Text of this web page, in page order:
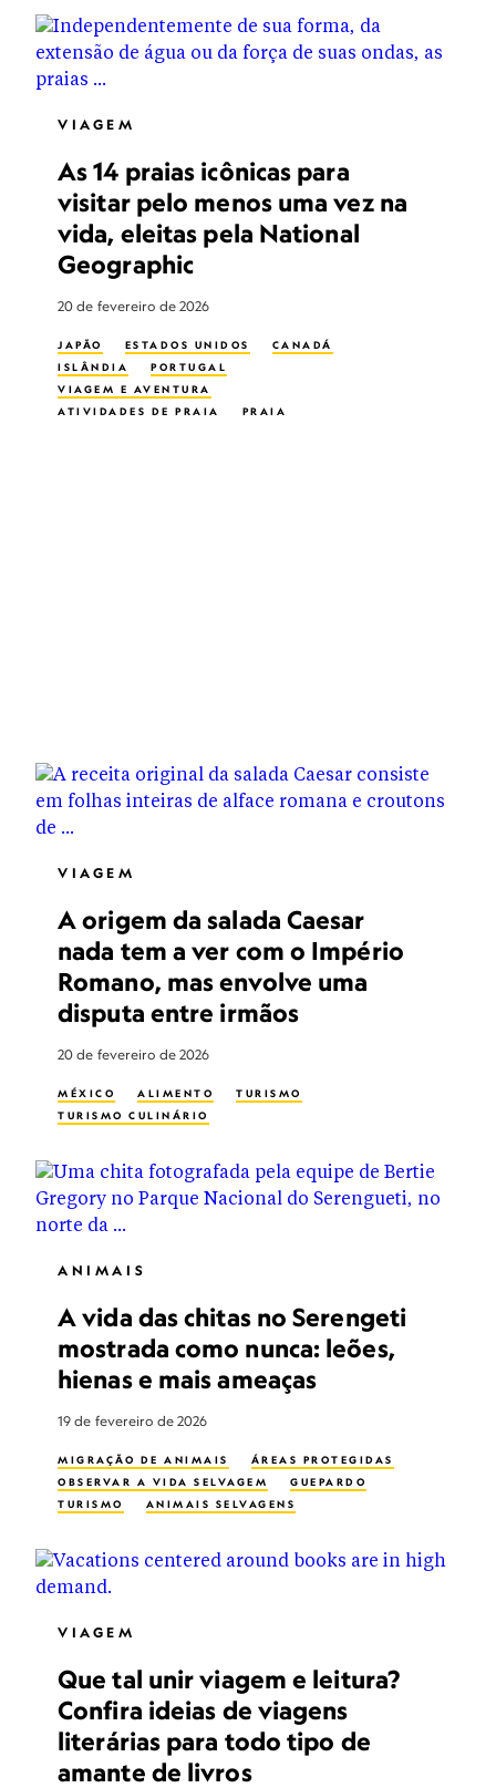
VIAGEM
As 14 praias icônicas para
visitar pelo menos uma vez na
vida, eleitas pela National
Geographic
20 de fevereiro de 2026
JAPÃO ESTADOS UNIDOS
CANADÁ
ISLÂNDIA
PORTUGAL
VIAGEM E AVENTURA
ATIVIDADES DE PRAIA
PRAIA
VIAGEM
A origem da salada Caesar
nada tem a ver com o Império
Romano, mas envolve uma
disputa entre irmãos
20 de fevereiro de 2026
MÉXICO ALIMENTO
TURISMO
TURISMO CULINÁRIO
ANIMAIS
A vida das chitas no Serengeti
mostrada como nunca: leões,
hienas e mais ameaças
19 de fevereiro de 2026
MIGRAÇÃO DE ANIMAIS
ÁREAS PROTEGIDAS
OBSERVAR A VIDA SELVAGEM
GUEPARDO
TURISMO
ANIMAIS SELVAGENS
VIAGEM
Que tal unir viagem e leitura?
Confira ideias de viagens
literárias para todo tipo de
amante de livros